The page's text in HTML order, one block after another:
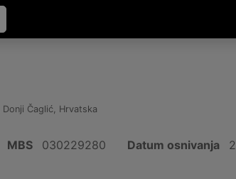
Donji Čaglić, Hrvatska
MBS 030229280 Datum osnivanja